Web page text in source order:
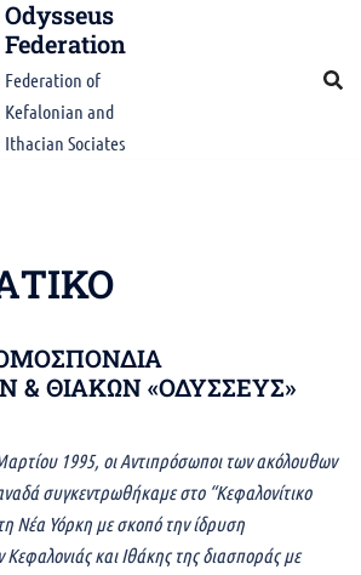
Odysseus
Federation
Federation of
Kefalonian and
Ithacian Sociates
& ΘΙΑΚΩΝ «ΟΔΥΣΣΕΥΣ»
1995, οι Aντιπρόσωποι των ακόλουθων
συγκεντρωθήκαμε στο “Κεφαλονίτικο
Νέα Υόρκη με σκοπό την ίδρυση
και Ιθάκης της διασποράς με